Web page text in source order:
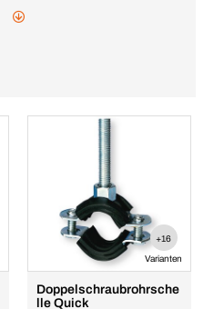
+16
Varianten
Doppelschraubrohrsche
lle Quick